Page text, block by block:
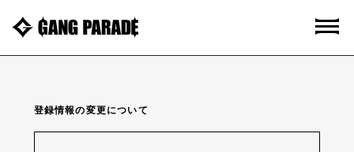
登録情報の変更について